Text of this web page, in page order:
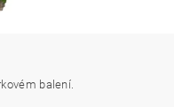
balení.